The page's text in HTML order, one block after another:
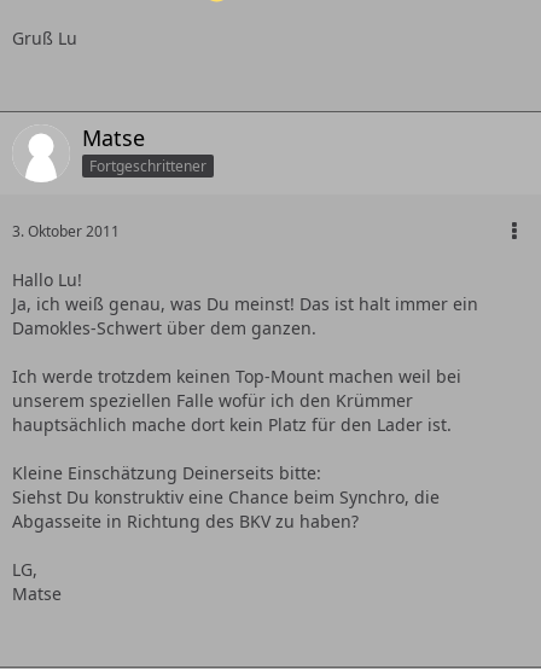
Gruß Lu
Matse
Fortgeschrittener
3. Oktober 2011
Hallo Lu!
Ja, ich weiß genau, was Du meinst! Das ist halt immer ein
Damokles-Schwert über dem ganzen.
Ich werde trotzdem keinen Top-Mount machen weil bei
unserem speziellen Falle wofür ich den Krümmer
hauptsächlich mache dort kein Platz für den Lader ist.
Kleine Einschätzung Deinerseits bitte:
Siehst Du konstruktiv eine Chance beim Synchro, die
Abgasseite in Richtung des BKV zu haben?
LG,
Matse